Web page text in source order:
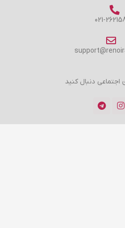
021-
اجتماعی دنبال کنید